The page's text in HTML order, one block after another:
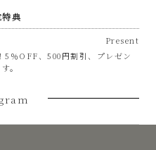
典
Present
％OFF、500円割引、プレゼン
。